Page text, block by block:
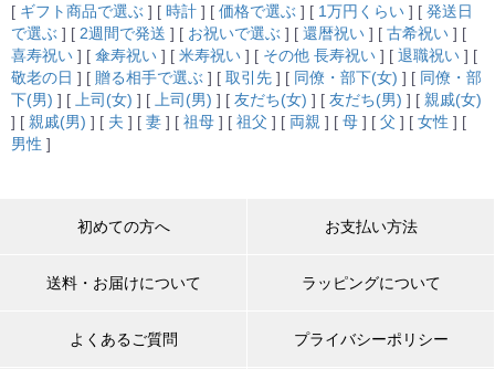
[ ギフト商品で選ぶ ] [ 時計 ] [ 価格で選ぶ ] [ 1万円くらい ] [ 発送日
で選ぶ ] [ 2週間で発送 ] [ お祝いで選ぶ ] [ 還暦祝い ] [ 古希祝い ] [
喜寿祝い ] [ 傘寿祝い ] [ 米寿祝い ] [ その他 長寿祝い ] [ 退職祝い ] [
敬老の日 ] [ 贈る相手で選ぶ ] [ 取引先 ] [ 同僚・部下(女) ] [ 同僚・部
下(男) ] [ 上司(女) ] [ 上司(男) ] [ 友だち(女) ] [ 友だち(男) ] [ 親戚(女)
] [ 親戚(男) ] [ 夫 ] [ 妻 ] [ 祖母 ] [ 祖父 ] [ 両親 ] [ 母 ] [ 父 ] [ 女性 ] [
男性 ]
初めての方へ お支払い方法
送料・お届けについて ラッピングについて
よくあるご質問 プライバシーポリシー